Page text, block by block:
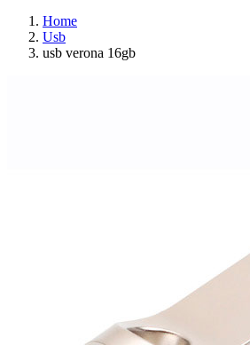
Home
Usb
usb verona 16gb